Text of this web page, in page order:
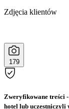
Zdjęcia klientów
179
Zweryfikowane treści
hotel lub uczestniczyli